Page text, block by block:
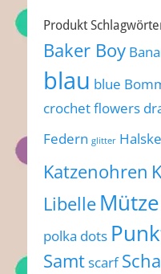
Produkt
Baker Boy
blau blue
crochet flowers
Federn glitter
Katzenohren
Libelle Mütze
polka dots
Samtscarf